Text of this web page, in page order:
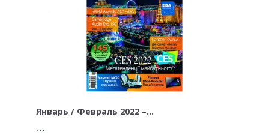
Январь / Февраль 2022 –…
…